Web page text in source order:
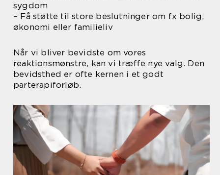
sygdom
– Få støtte til store beslutninger om fx bolig,
økonomi eller familieliv
Når vi bliver bevidste om vores
reaktionsmønstre, kan vi træffe nye valg. Den
bevidsthed er ofte kernen i et godt
parterapiforløb.